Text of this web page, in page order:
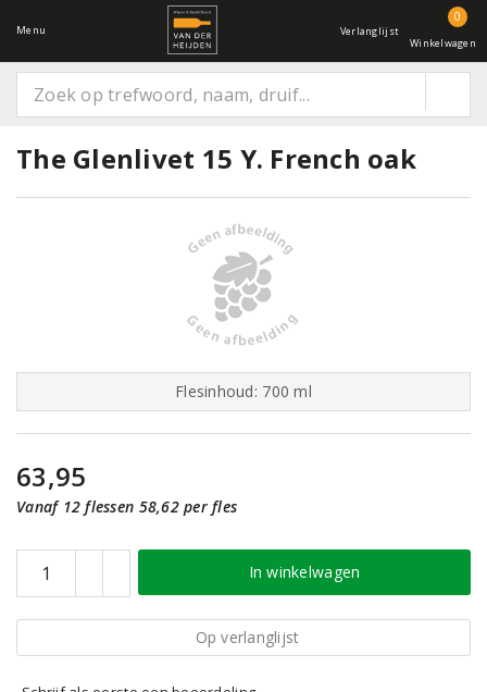
Menu Verlanglijst
0
Winkelwagen
The Glenlivet 15 Y. French oak
Flesinhoud: 700 ml
63,95
Vanaf 12 flessen 58,62 per fles
In winkelwagen
Op verlanglijst